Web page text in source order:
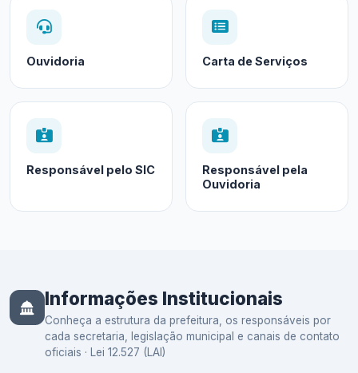
Ouvidoria Carta de Serviços
Responsável pelo SIC
Responsável pela
Ouvidoria
Informações Institucionais
Conheça a estrutura da prefeitura, os responsáveis por
cada secretaria, legislação municipal e canais de contato
oficiais · Lei 12.527 (LAI)